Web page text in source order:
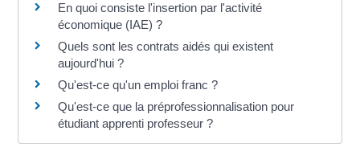
En quoi consiste l'insertion par l'activité
économique (IAE) ?
Quels sont les contrats aidés qui existent
aujourd'hui ?
Qu'est-ce qu'un emploi franc ?
Qu'est-ce que la préprofessionnalisation pour
étudiant apprenti professeur ?